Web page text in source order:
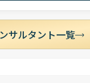
サルタント一覧